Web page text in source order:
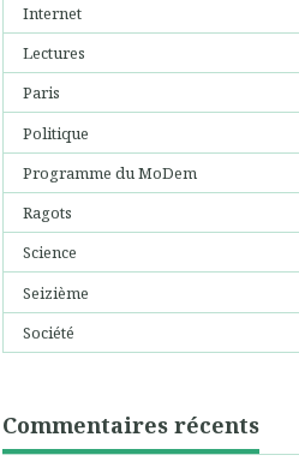
Internet
Lectures
Paris
Politique
Programme du MoDem
Ragots
Science
Seizième
Société
Commentaires récents